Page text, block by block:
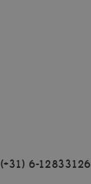
(+31) 6-12833126